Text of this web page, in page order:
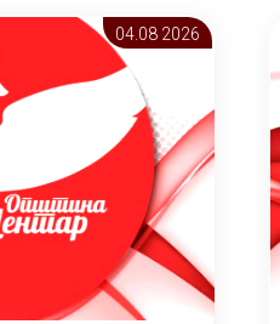
04.08 2026